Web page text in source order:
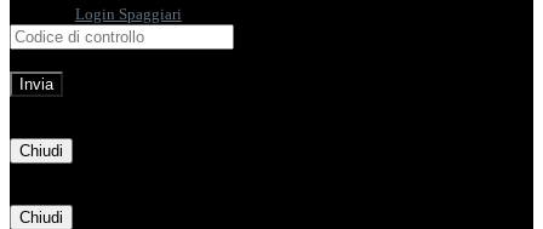
Login Spaggiari
Chiudi
Chiudi